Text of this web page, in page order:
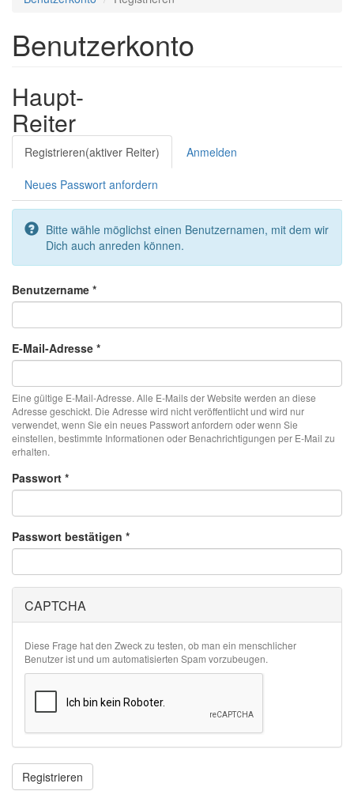
Benutzerkonto
Haupt-
Reiter
Registrieren(aktiver Reiter) Anmelden
Neues Passwort anfordern
Bitte wähle möglichst einen Benutzernamen, mit dem wir
Dich auch anreden können.
Benutzername *
E-Mail-Adresse *
Eine gültige E-Mail-Adresse. Alle E-Mails der Website werden an diese
Adresse geschickt. Die Adresse wird nicht veröffentlicht und wird nur
verwendet, wenn Sie ein neues Passwort anfordern oder wenn Sie
einstellen, bestimmte Informationen oder Benachrichtigungen per E-Mail zu
erhalten.
Passwort *
Passwort bestätigen *
CAPTCHA
Diese Frage hat den Zweck zu testen, ob man ein menschlicher
Benutzer ist und um automatisierten Spam vorzubeugen.
Registrieren